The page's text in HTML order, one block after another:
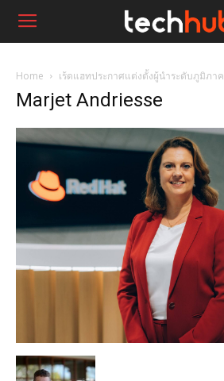
Home เร้ดแฮทประกาศแต่งตั้งผู้นำระดับภูมิภาค
Marjet Andriesse